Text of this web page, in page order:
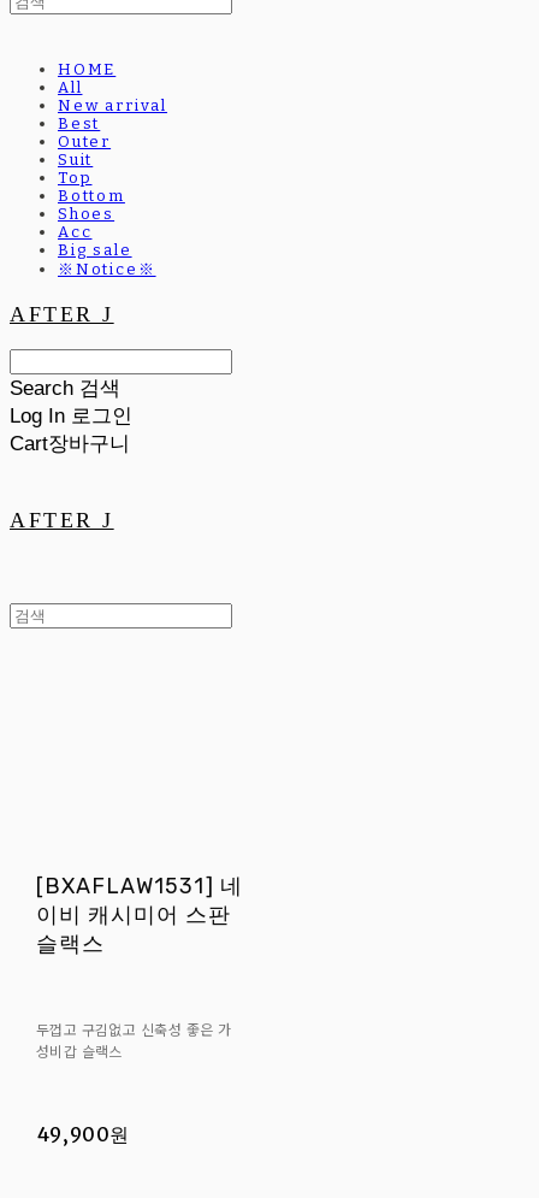
HOME
All
New arrival
Best
Outer
Suit
Top
Bottom
Shoes
Acc
Big sale
※Notice※
AFTER J
Search 검색
Log In 로그인
Cart장바구니
AFTER J
[BXAFLAW1531] 네
이비 캐시미어 스판
슬랙스
두껍고 구김없고 신축성 좋은 가
성비갑 슬랙스
49,900원